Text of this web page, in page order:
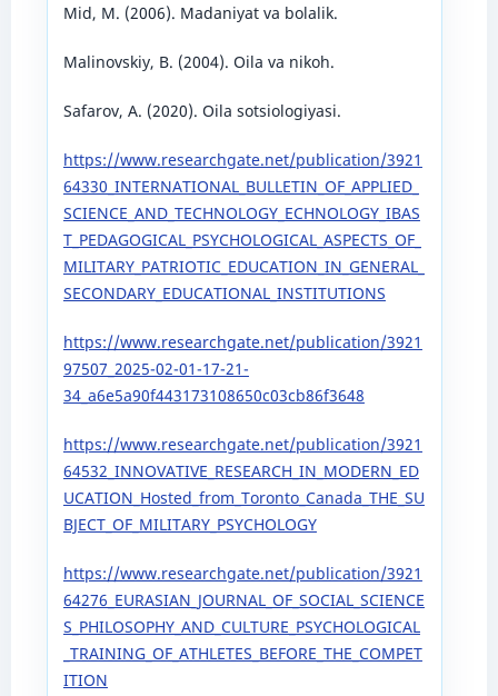
Mid, M. (2006). Madaniyat va bolalik.
Malinovskiy, B. (2004). Oila va nikoh.
Safarov, A. (2020). Oila sotsiologiyasi.
https://www.researchgate.net/publication/3921
64330_INTERNATIONAL_BULLETIN_OF_APPLIED_
SCIENCE_AND_TECHNOLOGY_ECHNOLOGY_IBAS
T_PEDAGOGICAL_PSYCHOLOGICAL_ASPECTS_OF_
MILITARY_PATRIOTIC_EDUCATION_IN_GENERAL_
SECONDARY_EDUCATIONAL_INSTITUTIONS
https://www.researchgate.net/publication/3921
97507_2025-02-01-17-21-
34_a6e5a90f443173108650c03cb86f3648
https://www.researchgate.net/publication/3921
64532_INNOVATIVE_RESEARCH_IN_MODERN_ED
UCATION_Hosted_from_Toronto_Canada_THE_SU
BJECT_OF_MILITARY_PSYCHOLOGY
https://www.researchgate.net/publication/3921
64276_EURASIAN_JOURNAL_OF_SOCIAL_SCIENCE
S_PHILOSOPHY_AND_CULTURE_PSYCHOLOGICAL
_TRAINING_OF_ATHLETES_BEFORE_THE_COMPET
ITION